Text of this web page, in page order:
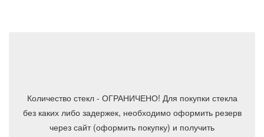
Количество стекл - ОГРАНИЧЕНО! Для покупки стекла
без каких либо задержек, необходимо оформить резерв
через сайт (оформить покупку) и получить